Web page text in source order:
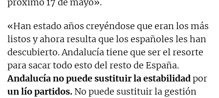
«Han estado años creyéndose que eran los más
listos y ahora resulta que los españoles les han
descubierto. Andalucía tiene que ser el resorte
para sacar todo esto del resto de España.
Andalucía no puede sustituir la estabilidadpor
un lío partidos. No puede sustituir la gestión